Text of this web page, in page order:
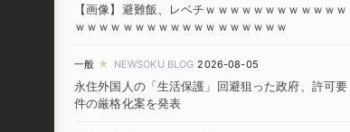
【画像】避難飯、レベチｗｗｗｗｗｗｗｗｗｗｗｗ
ｗｗｗｗｗｗｗｗｗｗｗｗｗｗｗｗｗｗ
一般 ★ NEWSOKU BLOG 2026-08-05
永住外国人の「生活保護」回避狙った政府、許可要
件の厳格化案を発表